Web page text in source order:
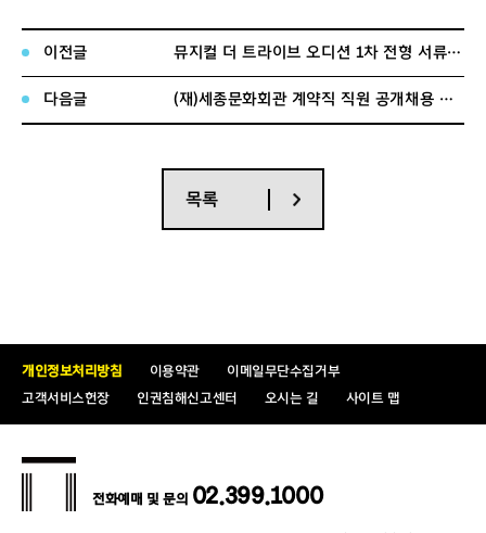
이전글 뮤지컬 더 트라이브 오디션 1차 전형 서류 합격자 발표 및 안내
다음글 (재)세종문화회관 계약직 직원 공개채용 서류전형 합격자 발표
목록
개인정보처리방침 이용약관
이메일무단수집거부
고객서비스헌장
인권침해신고센터 오시는 길 사이트 맵
전화예매 및 문의 02.399.1000